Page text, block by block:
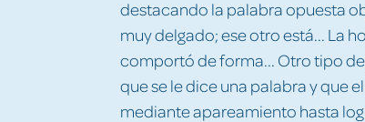
destacando la palabra opuesta
muy delgado; ese otro está... La
comportó de forma... Otro tipo
que se le dice una palabra y que
mediante apareamiento hasta